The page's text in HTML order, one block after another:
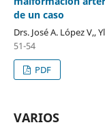
de un caso
Drs. José A. López V,,
51-54
PDF
VARIOS